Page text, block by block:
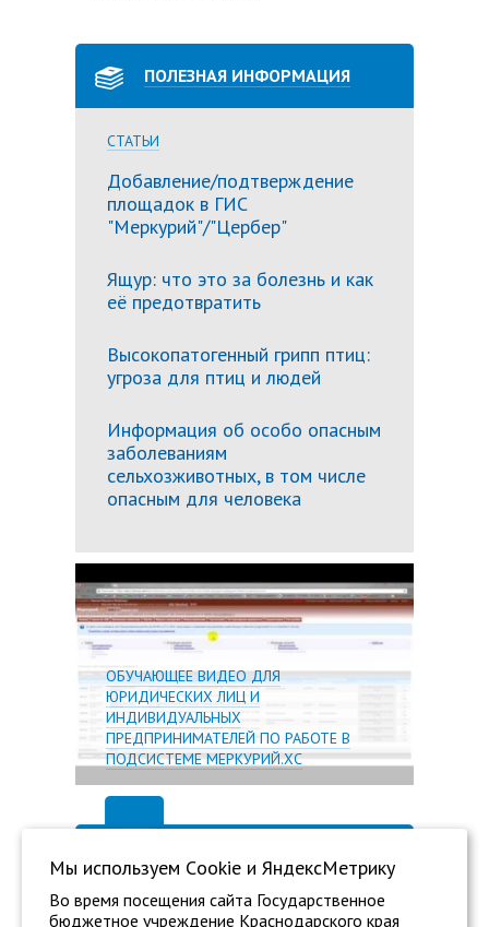
ПОЛЕЗНАЯ ИНФОРМАЦИЯ
СТАТЬИ
Добавление/подтверждение
площадок в ГИС
"Меркурий"/"Цербер"
Ящур: что это за болезнь и как
её предотвратить
Высокопатогенный грипп птиц:
угроза для птиц и людей
Информация об особо опасным
заболеваниям
сельхозживотных, в том числе
опасным для человека
ОБУЧАЮЩЕЕ ВИДЕО ДЛЯ
ЮРИДИЧЕСКИХ ЛИЦ И
ИНДИВИДУАЛЬНЫХ
ПРЕДПРИНИМАТЕЛЕЙ ПО РАБОТЕ В
ПОДСИСТЕМЕ МЕРКУРИЙ.ХС
Мы используем Сookie и ЯндексМетрику
Во время посещения сайта Государственное
бюджетное учреждение Краснодарского края